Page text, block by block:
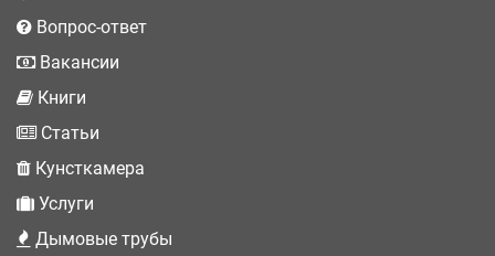
Вопрос-ответ
Вакансии
Книги
Статьи
Кунсткамера
Услуги
Дымовые трубы